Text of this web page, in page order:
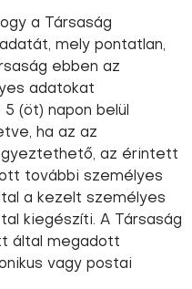
a Társaság
mely pontatlan,
ebben az
adatokat
(öt) napon belül
ha az az
az érintett
további személyes
a kezelt személyes
kiegészíti. A Társaság
által megadott
vagy postai